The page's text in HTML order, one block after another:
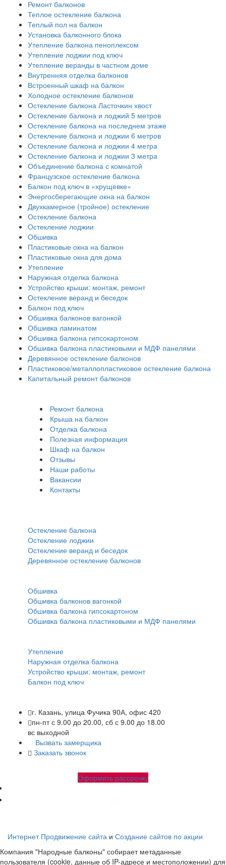
Ремонт балконов
Теплое остекление балкона
Теплый пол на балкон
Установка балконного блока
Утепление балкона пеноплексом
Утепление лоджии под ключ
Утепление веранды в частном доме
Внутренняя отделка балконов
Встроенный шкаф на балкон
Холодное остекление балконов
Остекление балкона Ласточкин хвост
Остекление балкона и лоджий 5 метров
Остекление балкона на последнем этаже
Остекление балкона и лоджии 6 метров
Остекление балкона и лоджии 4 метра
Остекление балкона и лоджии 3 метра
Объединение балкона с комнатой
Французское остекление балкона
Балкон под ключ в «хрущевке»
Энергосберегающие окна на балкон
Двухкамерное (тройное) остекление
Остекление балкона
Остекление лоджии
Обшивка
Пластиковые окна на балкон
Пластиковые окна для дома
Утепление
Наружная отделка балкона
Устройство крыши: монтаж, ремонт
Остекление веранд и беседок
Балкон под ключ
Обшивка балконов вагонкой
Обшивка ламинатом
Обшивка балкона гипсокартоном
Обшивка балкона пластиковыми и МДФ панелями
Деревянное остекление балконов
Пластиковое/металлопластиковое остекление балкона
Капитальный ремонт балконов
Ремонт балкона
Крыша на балкон
Отделка балкона
Полезная информация
Шкаф на балкон
Отзывы
Наши работы
Вакансии
Контакты
Остекление балкона
Остекление лоджии
Остекление веранд и беседок
Деревянное остекление балконов
Обшивка
Обшивка балконов вагонкой
Обшивка балкона гипсокартоном
Обшивка балкона пластиковыми и МДФ панелями
Утепление
Наружная отделка балкона
Устройство крыши: монтаж, ремонт
Балкон под ключ
г. Казань, улица Фучика 90А, офис 420
пн-пт с 9.00 до 20.00, сб с 9.00 до 18.00
вс выходной
Вызвать замерщика
Заказать звонок
Оформить рассрочку
Интернет Продвижение сайта и Создание сайтов по акции
Компания "Народные балконы" собирает метаданные
пользователя (cookie, данные об IP-адресе и местоположении) для